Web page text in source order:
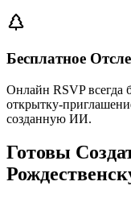
Бесплатное
Онлайн RSVP всегда
открытку-
созданную ИИ.
Готовы